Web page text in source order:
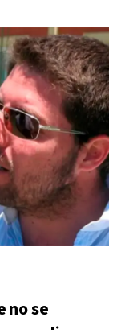
no se